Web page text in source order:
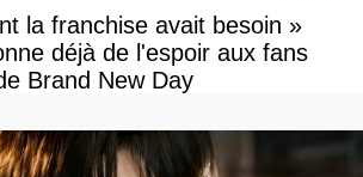
la franchise avait besoin »
déjà de l'espoir aux fans
Brand New Day